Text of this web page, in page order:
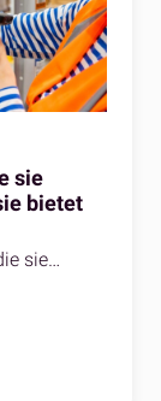
sie
bietet
sie